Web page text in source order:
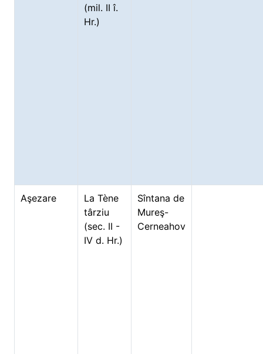
(mil. II î.
Hr.)
Aşezare
La Tène
târziu
(sec. II -
IV d. Hr.)
Sîntana de
Mureş-
Cerneahov